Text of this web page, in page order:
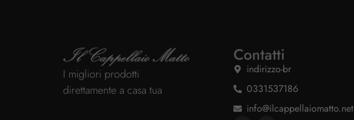
I migliori prodotti
direttamente a casa tua
Contatti
indirizzo-br
0331537186
info@ilcappellaiomatto.net